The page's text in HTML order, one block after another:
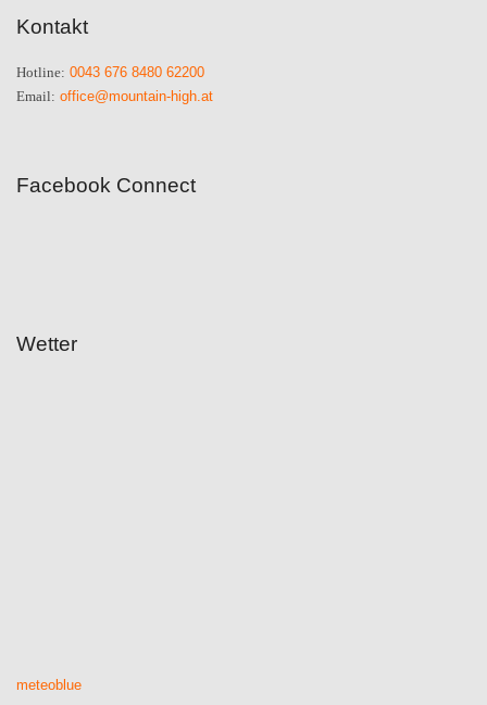
Kontakt
Hotline: 0043 676 8480 62200
Email: office@mountain-high.at
Facebook Connect
Wetter
meteoblue